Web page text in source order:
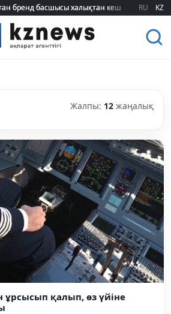
бренд басшысы халықтан кешірім сұрады
бренд басшысы халықтан кешірім сұрады
RU KZ
Жалпы: 12 жаңалық
қалып, өз үйіне